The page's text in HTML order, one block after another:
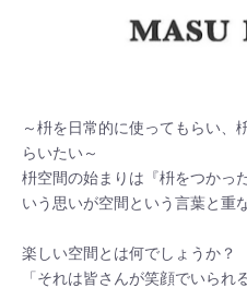
～枡を日常的に使ってもらい、
らいたい～
枡空間の始まりは『枡をつかっ
いう思いが空間という言葉と重
楽しい空間とは何でしょうか？
「それは皆さんが笑顔でいられ